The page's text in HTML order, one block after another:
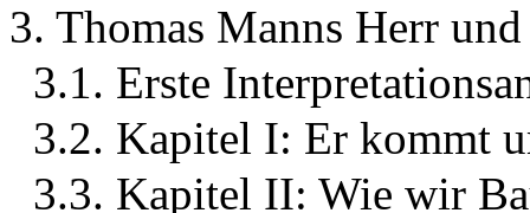
3. Thomas Manns Herr
3.1. Erste
3.2. Kapitel I: Er kommt
3.3. Kapitel II: Wie wir